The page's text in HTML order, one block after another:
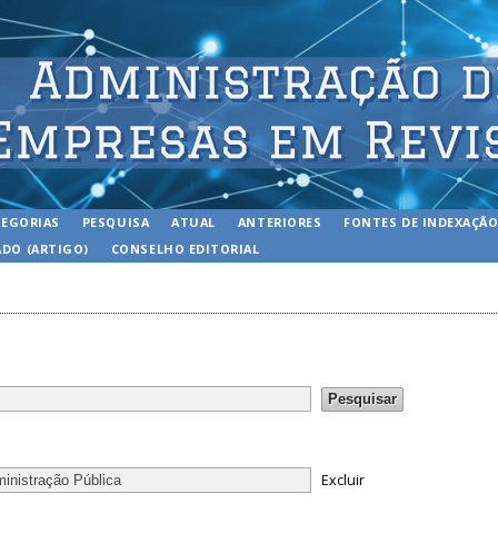
PESQUISA ATUAL ANTERIORES FONTES DE INDEXAÇÃO
(ARTIGO) CONSELHO EDITORIAL
Excluir